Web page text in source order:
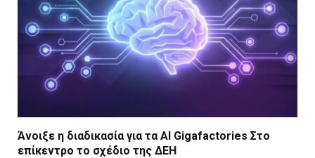
Άνοιξε η διαδικασία για τα AI Gigafactories Στο
επίκεντρο το σχέδιο της ΔΕΗ